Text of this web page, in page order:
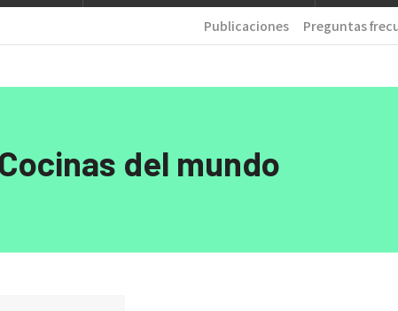
Preguntas
Publicaciones
Cocinas del mundo